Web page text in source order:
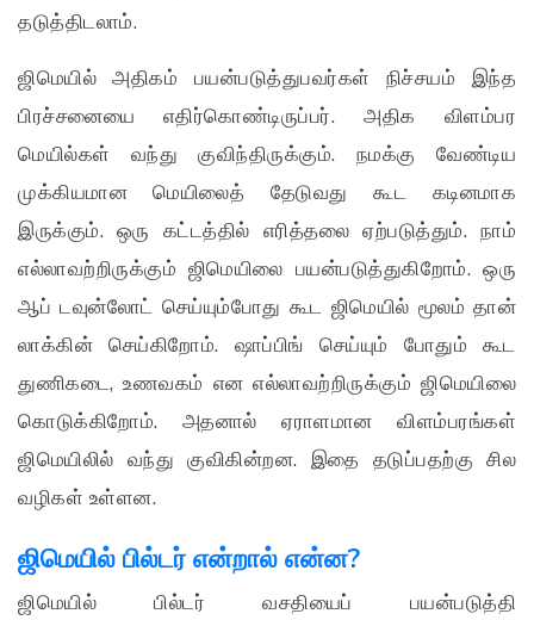
தடுத்திடலாம்.
ஜிமெயில் அதிகம் பயன்படுத்துபவர்கள் நிச்சயம் இந்த
பிரச்சனையை எதிர்கொண்டிருப்பர். அதிக விளம்பர
மெயில்கள் வந்து குவிந்திருக்கும். நமக்கு வேண்டிய
முக்கியமான மெயிலைத் தேடுவது கூட கடினமாக
இருக்கும். ஒரு கட்டத்தில் எரித்தலை ஏற்படுத்தும். நாம்
எல்லாவற்றிருக்கும் ஜிமெயிலை பயன்படுத்துகிறோம். ஒரு
ஆப் டவுன்லோட் செய்யும்போது கூட ஜிமெயில் மூலம் தான்
லாக்கின் செய்கிறோம். ஷாப்பிங் செய்யும் போதும் கூட
துணிகடை, உணவகம் என எல்லாவற்றிருக்கும் ஜிமெயிலை
கொடுக்கிறோம். அதனால் ஏராளமான விளம்பரங்கள்
ஜிமெயிலில் வந்து குவிகின்றன. இதை தடுப்பதற்கு சில
வழிகள் உள்ளன.
ஜிமெயில் பில்டர் என்றால் என்ன?
ஜிமெயில் பில்டர் வசதியைப் பயன்படுத்தி